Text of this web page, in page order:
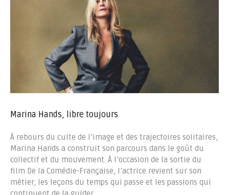
Marina Hands, libre toujours
À rebours du culte de l’image et des trajectoires solitaires,
Marina Hands a construit son parcours dans le goût du
collectif et du mouvement. À l’occasion de la sortie du
film De la Comédie-Française, l’actrice revient sur son
métier, les leçons du temps qui passe et les passions qui